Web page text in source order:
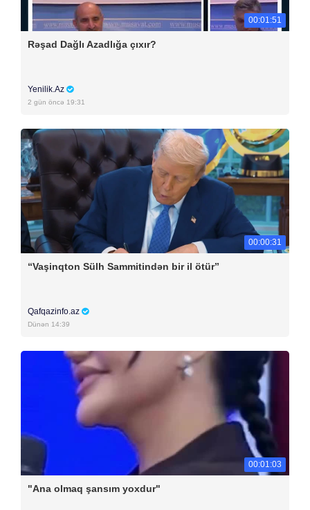
00:01:51
Rəşad Dağlı Azadlığa çıxır?
Yenilik.Az
2 gün öncə 19:31
00:00:31
“Vaşinqton Sülh Sammitindən bir il ötür”
Qafqazinfo.az
Dünən 14:39
00:01:03
"Ana olmaq şansım yoxdur"